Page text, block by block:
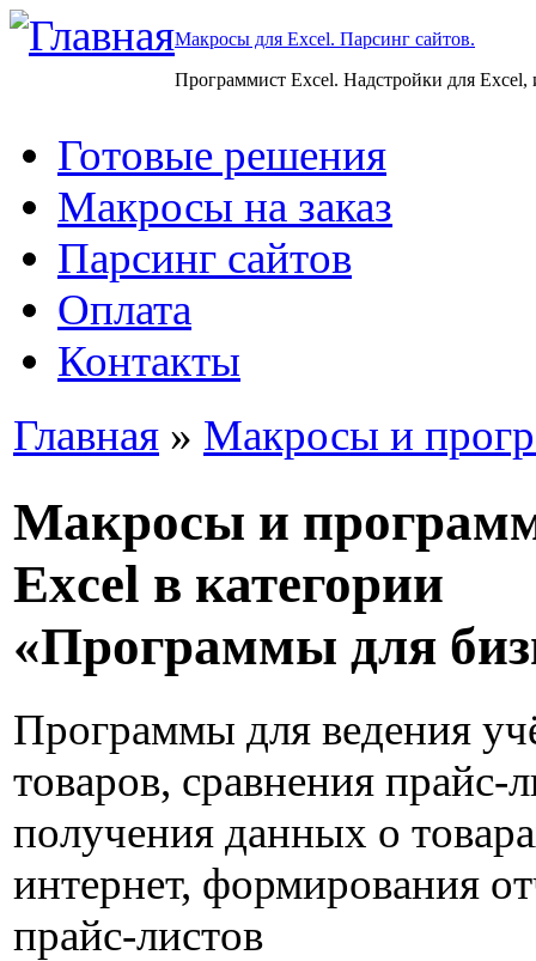
Макросы для Excel. Парсинг сайтов.
Программист Excel. Надстройки для Excel,
Готовые решения
Макросы на заказ
Парсинг сайтов
Оплата
Контакты
Главная » Макросы и
Макросы и
Excel в категории
«Программы для
Программы для ведения
товаров, сравнения прайс-
получения данных о
интернет, формирования
прайс-листов